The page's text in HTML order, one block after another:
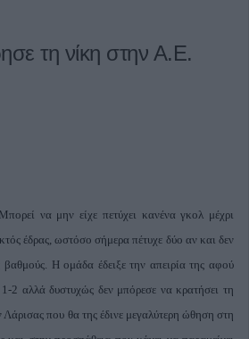
τη νίκη στην Α.Ε.
Μπορεί να μην είχε πετύχει κανένα γκολ μέχρι
έδρας, ωστόσο σήμερα πέτυχε δύο αν και δεν
βαθμούς. Η ομάδα έδειξε την απειρία της αφού
2 αλλά δυστυχώς δεν μπόρεσε να κρατήσει τη
που θα της έδινε μεγαλύτερη ώθηση στη